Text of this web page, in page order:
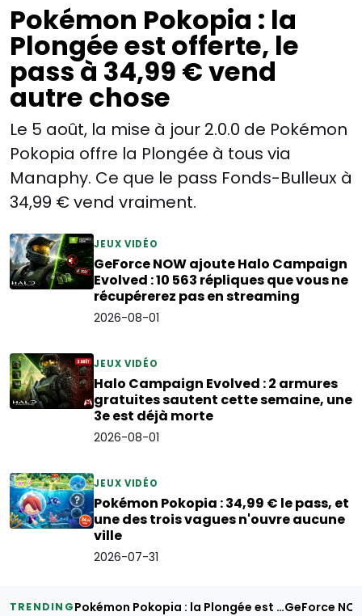
Pokémon Pokopia : la
Plongée est offerte, le
pass à 34,99 € vend
autre chose
Le 5 août, la mise à jour 2.0.0 de Pokémon
Pokopia offre la Plongée à tous via
Manaphy. Ce que le pass Fonds-Bulleux à
34,99 € vend vraiment.
JEUX VIDÉO
GeForce NOW ajoute Halo Campaign
Evolved : 10 563 répliques que vous ne
récupérerez pas en streaming
2026-08-01
JEUX VIDÉO
Halo Campaign Evolved : 2 armures
gratuites sautent cette semaine, une
3e est déjà morte
2026-08-01
JEUX VIDÉO
Pokémon Pokopia : 34,99 € le pass, et
une des trois vagues n'ouvre aucune
ville
2026-07-31
TRENDING Pokémon Pokopia : la Plongée est offerte, le pass à 34,99 € vend autre chose